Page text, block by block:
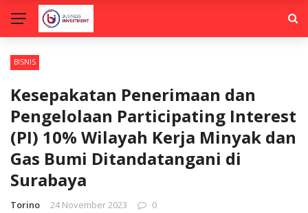
BISNIS
Kesepakatan Penerimaan dan
Pengelolaan Participating Interest
(PI) 10% Wilayah Kerja Minyak dan
Gas Bumi Ditandatangani di
Surabaya
Torino 24 November 2023 0